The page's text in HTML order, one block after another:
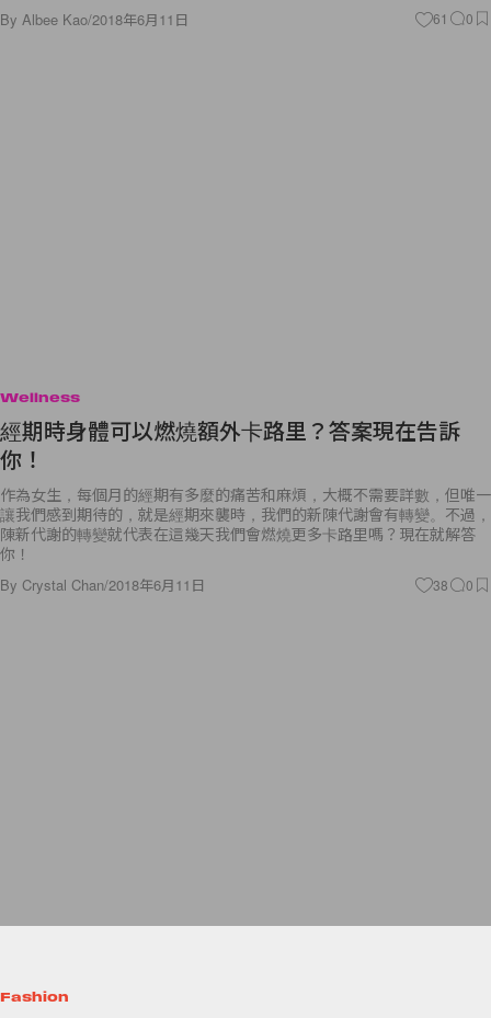
By Albee Kao/2018年6月11日 61 0
Wellness
經期時身體可以燃燒額外卡路里？答案現在告訴
你！
作為女生，每個月的經期有多麼的痛苦和麻煩，大概不需要詳數，但唯一
讓我們感到期待的，就是經期來襲時，我們的新陳代謝會有轉變。不過，
陳新代謝的轉變就代表在這幾天我們會燃燒更多卡路里嗎？現在就解答
你！
By Crystal Chan/2018年6月11日 38 0
只要記住這兩大重點，嬌小女生也能輕鬆駕馭日系